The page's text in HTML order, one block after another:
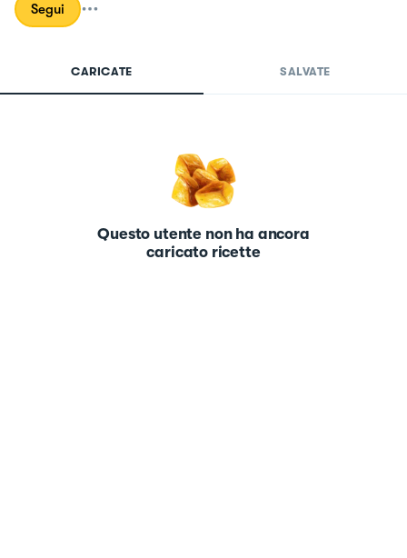
Segui
CARICATE SALVATE
Questo utente non ha ancora
caricato ricette